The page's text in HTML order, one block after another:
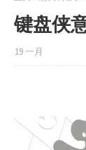
键盘侠
19 一月